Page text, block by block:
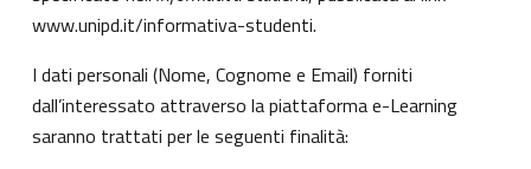
www.unipd.it/informativa-studenti.
I dati personali (Nome, Cognome e Email) forniti
dall’interessato attraverso la piattaforma e-Learning
saranno trattati per le seguenti finalità: